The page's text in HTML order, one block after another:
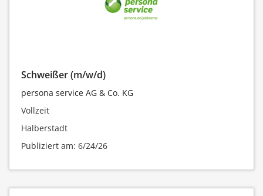
Schweißer (m/w/d)
persona service AG & Co. KG
Vollzeit
Halberstadt
Publiziert am: 6/24/26